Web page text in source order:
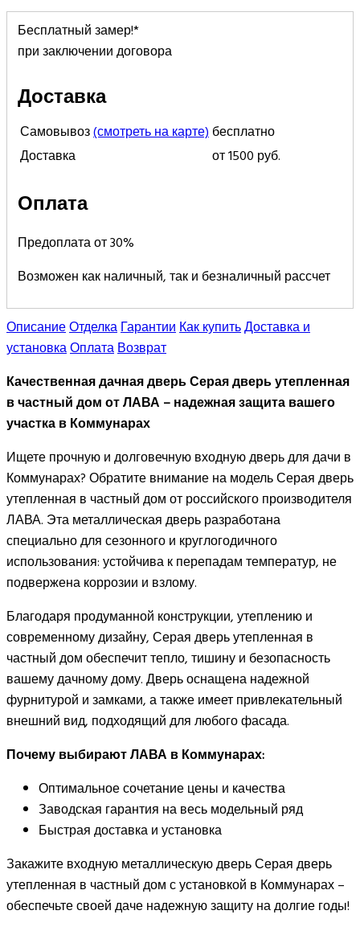
Бесплатный замер!*
при заключении договора
Доставка
Самовывоз(смотреть на карте)бесплатно
Доставка
от 1500 руб.
Оплата
Предоплата от 30%
Возможен как наличный, так и безналичный рассчет
ОписаниеОтделкаГарантииКак купитьДоставка и
установкаОплатаВозврат
Качественная дачная дверь Серая дверь утепленная
в частный дом от ЛАВА – надежная защита вашего
участка в Коммунарах
Ищете прочную и долговечную входную дверь для дачи в
Коммунарах? Обратите внимание на модель Серая дверь
утепленная в частный дом от российского производителя
ЛАВА. Эта металлическая дверь разработана
специально для сезонного и круглогодичного
использования: устойчива к перепадам температур, не
подвержена коррозии и взлому.
Благодаря продуманной конструкции, утеплению и
современному дизайну, Серая дверь утепленная в
частный дом обеспечит тепло, тишину и безопасность
вашему дачному дому. Дверь оснащена надежной
фурнитурой и замками, а также имеет привлекательный
внешний вид, подходящий для любого фасада.
Почему выбирают ЛАВА в Коммунарах:
Оптимальное сочетание цены и качества
Заводская гарантия на весь модельный ряд
Быстрая доставка и установка
Закажите входную металлическую дверь Серая дверь
утепленная в частный дом с установкой в Коммунарах –
обеспечьте своей даче надежную защиту на долгие годы!